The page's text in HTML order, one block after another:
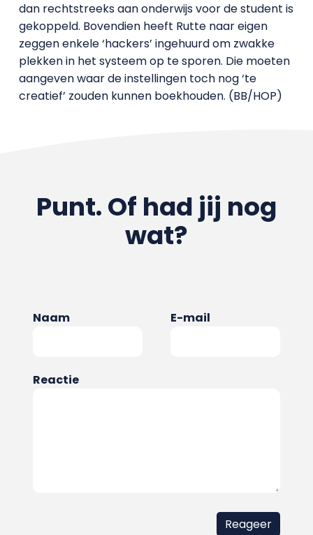
dan rechtstreeks aan onderwijs voor de student is
gekoppeld. Bovendien heeft Rutte naar eigen
zeggen enkele ‘hackers’ ingehuurd om zwakke
plekken in het systeem op te sporen. Die moeten
aangeven waar de instellingen toch nog ‘te
creatief’ zouden kunnen boekhouden. (BB/HOP)
Punt. Of had jij nog
wat?
Naam E-mail
Reactie